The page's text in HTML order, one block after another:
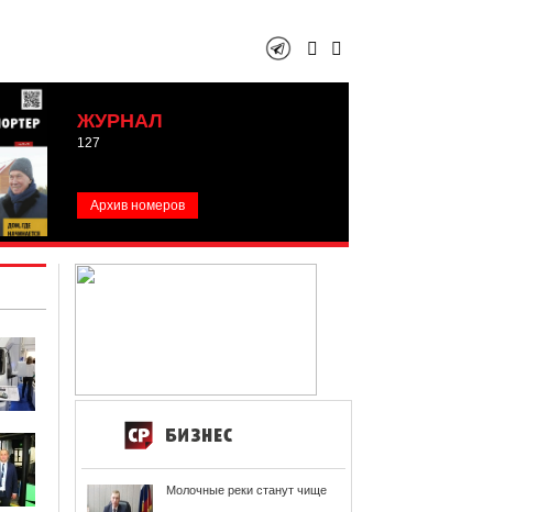
ЖУРНАЛ
127
Архив номеров
Молочные реки станут чище